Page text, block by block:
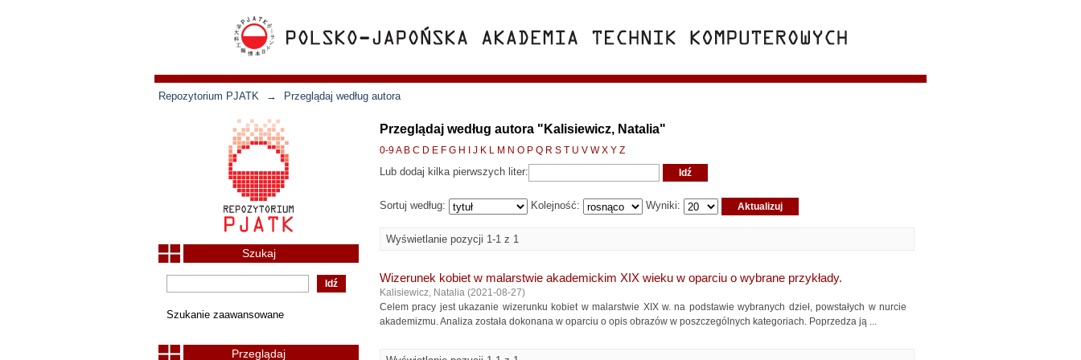
Repozytorium PJATK → Przeglądaj według autora
Przeglądaj według autora "Kalisiewicz, Natalia"
0-9A B C D E F G H J K L M N O P Q R S T U V W X Y Z
Lub dodaj kilka pierwszych liter:
Sortuj według: Kolejność: Wyniki:
Wyświetlanie pozycji 1-1 z 1
Wizerunek kobiet w malarstwie akademickim XIX wieku w oparciu o wybrane przykłady.
Kalisiewicz, Natalia (2021-08-27)
Celem pracy jest ukazanie wizerunku kobiet w malarstwie XIX w. na podstawie wybranych dzieł, powstałych w nurcie
akademizmu. Analiza została dokonana w oparciu o opis obrazów w poszczególnych kategoriach. Poprzedza ją ...
Szukaj
Szukanie zaawansowane
Przeglądaj